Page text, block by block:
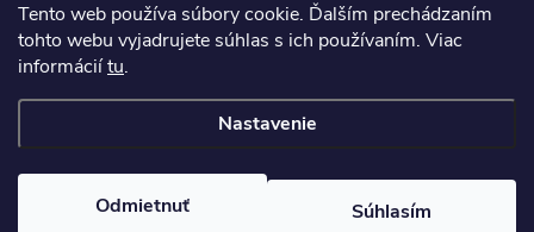
Tento web používa súbory cookie. Ďalším prechádzaním
tohto webu vyjadrujete súhlas s ich používaním. Viac
informáciítu.
Nastavenie
Odmietnuť Súhlasím
Showroom
. Všetky práva vyhradené.